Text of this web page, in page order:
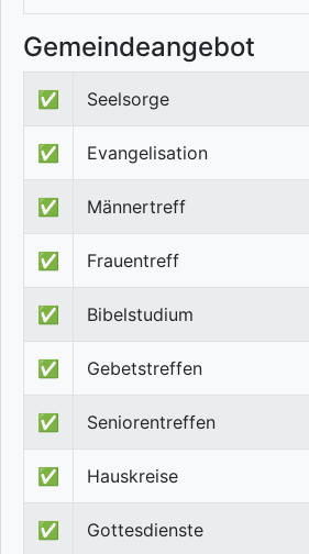
Gemeindeangebot
✅ Seelsorge
✅ Evangelisation
✅ Männertreff
✅ Frauentreff
✅ Bibelstudium
✅ Gebetstreffen
✅ Seniorentreffen
✅ Hauskreise
✅ Gottesdienste